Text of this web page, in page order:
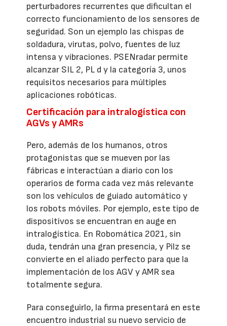
perturbadores recurrentes que dificultan el
correcto funcionamiento de los sensores de
seguridad. Son un ejemplo las chispas de
soldadura, virutas, polvo, fuentes de luz
intensa y vibraciones. PSENradar permite
alcanzar SIL 2, PL d y la categoría 3, unos
requisitos necesarios para múltiples
aplicaciones robóticas.
Certificación para intralogística con
AGVs y AMRs
Pero, además de los humanos, otros
protagonistas que se mueven por las
fábricas e interactúan a diario con los
operarios de forma cada vez más relevante
son los vehículos de guiado automático y
los robots móviles. Por ejemplo, este tipo de
dispositivos se encuentran en auge en
intralogística. En Robomática 2021, sin
duda, tendrán una gran presencia, y Pilz se
convierte en el aliado perfecto para que la
implementación de los AGV y AMR sea
totalmente segura.
Para conseguirlo, la firma presentará en este
encuentro industrial su nuevo servicio de